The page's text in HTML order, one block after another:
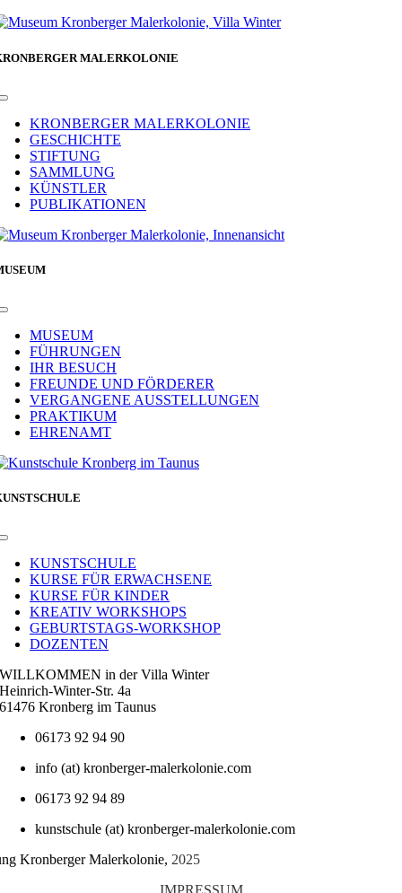
MALERKOLONIE
Toggle
NavigationKRONBERGER MALERKOLONIE
GESCHICHTE
STIFTUNG
SAMMLUNG
KÜNSTLER
PUBLIKATIONEN
Toggle
NavigationMUSEUM
FÜHRUNGEN
IHR BESUCH
FREUNDE UND FÖRDERER
VERGANGENE AUSSTELLUNGEN
PRAKTIKUM
EHRENAMT
Toggle
NavigationKUNSTSCHULE
KURSE FÜR ERWACHSENE
KURSE FÜR KINDER
KREATIV WORKSHOPS
GEBURTSTAGS-WORKSHOP
DOZENTEN
WILLKOMMEN in der Villa Winter
Heinrich-Winter-Str. 4a
61476 Kronberg im Taunus
06173 92 94 90
info (at) kronberger-malerkolonie.com
06173 92 94 89
kunstschule (at) kronberger-malerkolonie.com
Kronberger Malerkolonie, 2025